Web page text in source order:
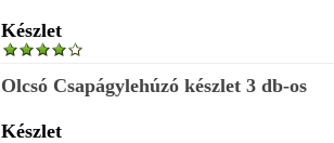
Készlet
Olcsó Csapágylehúzó készlet 3 db-os
Készlet